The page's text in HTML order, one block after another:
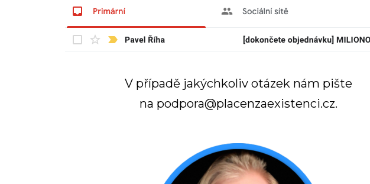
V případě jakýchkoliv otázek nám pište
na podpora@placenzaexistenci.cz.